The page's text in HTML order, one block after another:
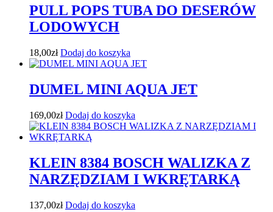
PULL POPS TUBA DO DESERÓW
LODOWYCH
18,00zł Dodaj do koszyka
DUMEL MINI AQUA JET
169,00zł Dodaj do koszyka
KLEIN 8384 BOSCH WALIZKA Z
NARZĘDZIAM I WKRĘTARKĄ
137,00zł Dodaj do koszyka